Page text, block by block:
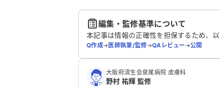
編集・監修基準について
本記事は情報の正確性を担保するため、
Q作成➔医師執筆/監修➔QAレビュー➔公開
大阪府済生会泉尾病院 皮膚科
野村 祐輝 監修